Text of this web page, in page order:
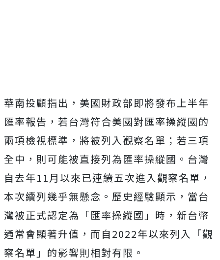
華南投顧指出，美國財政部即將發布上半年
匯率報告，若台灣符合美國對匯率操縱國的
兩項檢視標準，將被列入觀察名單；若三項
全中，則可能被直接列為匯率操縱國。台灣
自去年11月以來已連續五次進入觀察名單，
本次續列幾乎無懸念。歷史經驗顯示，當台
灣被正式認定為「匯率操縱國」時，新台幣
通常會顯著升值，而自2022年以來列入「觀
察名單」的影響則相對有限。